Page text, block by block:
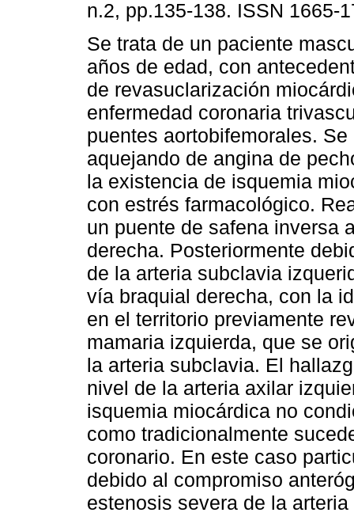
n.2, pp.135-138. ISSN 1665-
Se trata de un paciente
años de edad, con
de revasuclarización
enfermedad coronaria
puentes aortobifemorales.
aquejando de angina de
la existencia de isquemia
con estrés farmacológico.
un puente de safena inversa
derecha. Posteriormente
de la arteria subclavia
vía braquial derecha, con la
en el territorio previamente
mamaria izquierda, que se
la arteria subclavia. El
nivel de la arteria axilar
isquemia miocárdica no
como tradicionalmente
coronario. En este caso
debido al compromiso
estenosis severa de la